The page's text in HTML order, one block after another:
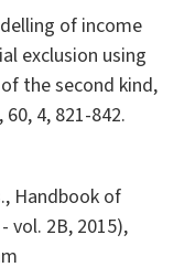
of income
exclusion using
the second kind,
4, 821-842.
Handbook of
vol. 2B, 2015),